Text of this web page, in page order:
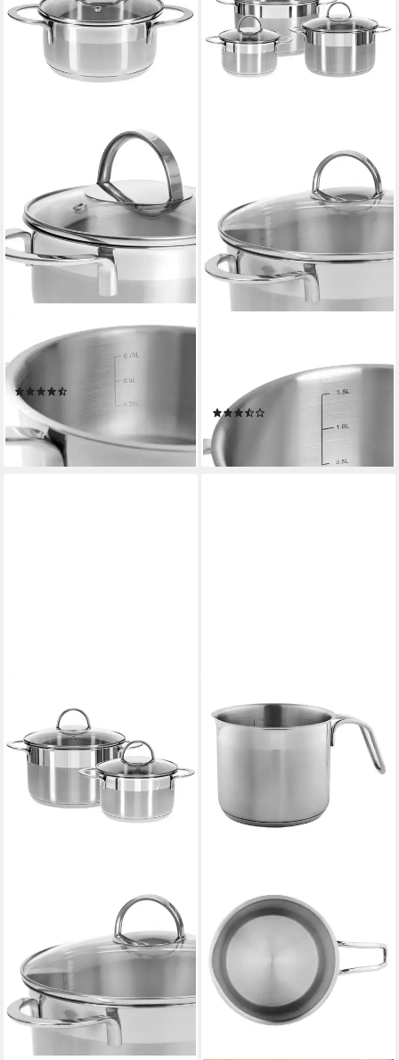
Kochtopf GRÄWE Kochtopf
Edelstahl Serie Pro-Line
ab 19,90 €
lieferbar - in 2-3 Werktagen bei dir
20 und 24 cm Kochtopf, Serie
PRO-LINE
84,90 €